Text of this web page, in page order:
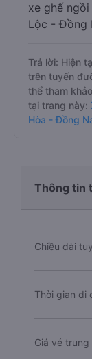
xe ghế
Lộc - Đồng
Trả lời: Hiện
trên tuyến
thể tham
tại trang này:
Hòa - Đồng
Thông tin
Chiều dài
Thời gian di
Giá vé trung